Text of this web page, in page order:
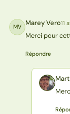
MV Marey Vero11
Merci pour
Répondre
MP